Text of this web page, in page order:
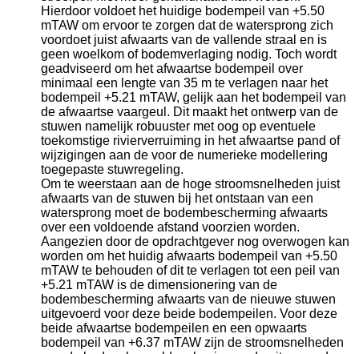
Hierdoor voldoet het huidige bodempeil van +5.50
mTAW om ervoor te zorgen dat de watersprong zich
voordoet juist afwaarts van de vallende straal en is
geen woelkom of bodemverlaging nodig. Toch wordt
geadviseerd om het afwaartse bodempeil over
minimaal een lengte van 35 m te verlagen naar het
bodempeil +5.21 mTAW, gelijk aan het bodempeil van
de afwaartse vaargeul. Dit maakt het ontwerp van de
stuwen namelijk robuuster met oog op eventuele
toekomstige rivierverruiming in het afwaartse pand of
wijzigingen aan de voor de numerieke modellering
toegepaste stuwregeling.
Om te weerstaan aan de hoge stroomsnelheden juist
afwaarts van de stuwen bij het ontstaan van een
watersprong moet de bodembescherming afwaarts
over een voldoende afstand voorzien worden.
Aangezien door de opdrachtgever nog overwogen kan
worden om het huidig afwaarts bodempeil van +5.50
mTAW te behouden of dit te verlagen tot een peil van
+5.21 mTAW is de dimensionering van de
bodembescherming afwaarts van de nieuwe stuwen
uitgevoerd voor deze beide bodempeilen. Voor deze
beide afwaartse bodempeilen en een opwaarts
bodempeil van +6.37 mTAW zijn de stroomsnelheden